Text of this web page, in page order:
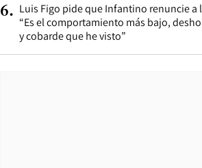
6. Luis Figo pide que Infantino renuncie a
“Es el comportamiento más bajo,
y cobarde que he visto”